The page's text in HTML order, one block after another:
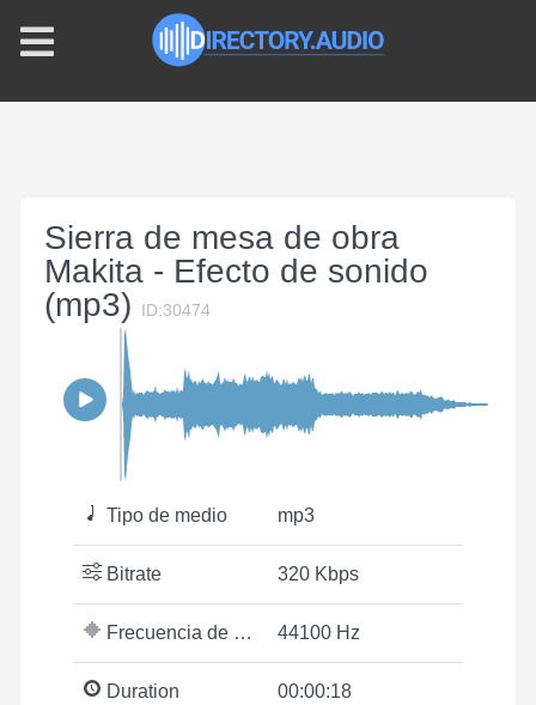
Sierra de mesa de obra
Makita - Efecto de sonido
(mp3)
ID:30474
Tipo de medio mp3
Bitrate 320 Kbps
Frecuencia de muestreo 44100 Hz
Duration 00:00:18